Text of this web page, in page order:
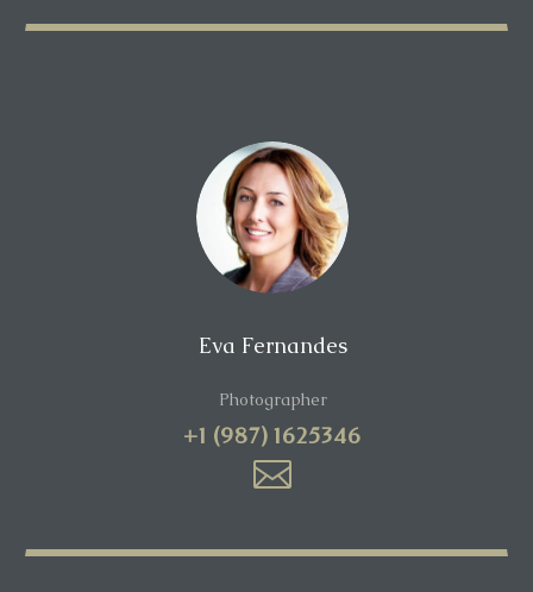
Eva Fernandes
Photographer
+1 (987) 1625346